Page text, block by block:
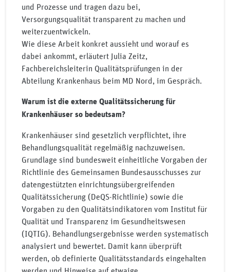
und Prozesse und tragen dazu bei,
Versorgungsqualität transparent zu machen und
weiterzuentwickeln.
Wie diese Arbeit konkret aussieht und worauf es
dabei ankommt, erläutert Julia Zeitz,
Fachbereichsleiterin Qualitätsprüfungen in der
Abteilung Krankenhaus beim MD Nord, im Gespräch.
Warum ist die externe Qualitätssicherung für
Krankenhäuser so bedeutsam?
Krankenhäuser sind gesetzlich verpflichtet, ihre
Behandlungsqualität regelmäßig nachzuweisen.
Grundlage sind bundesweit einheitliche Vorgaben der
Richtlinie des Gemeinsamen Bundesausschusses zur
datengestützten einrichtungsübergreifenden
Qualitätssicherung (DeQS-Richtlinie) sowie die
Vorgaben zu den Qualitätsindikatoren vom Institut für
Qualität und Transparenz im Gesundheitswesen
(IQTIG). Behandlungsergebnisse werden systematisch
analysiert und bewertet. Damit kann überprüft
werden, ob definierte Qualitätsstandards eingehalten